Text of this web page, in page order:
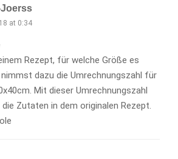
Joerss
at 0:34
Rezept, für welche Größe es
dazu die Umrechnungszahl für
Mit dieser Umrechnungszahl
Zutaten in dem originalen Rezept.